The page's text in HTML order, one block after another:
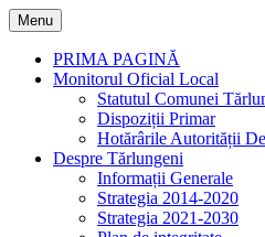
Skip
to
content
Menu
PRIMA PAGINĂ
Monitorul Oficial Local
Statutul Comunei
Dispoziții Primar
Hotărârile Autorității
Despre Tărlungeni
Informații Generale
Strategia 2014-2020
Strategia 2021-2030